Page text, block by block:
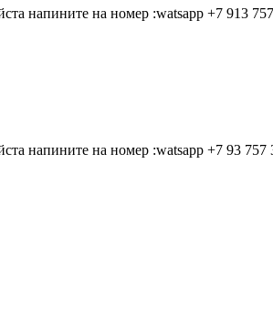
напините на номер :watsapp +7 913
напините на номер :watsapp +7 93 757